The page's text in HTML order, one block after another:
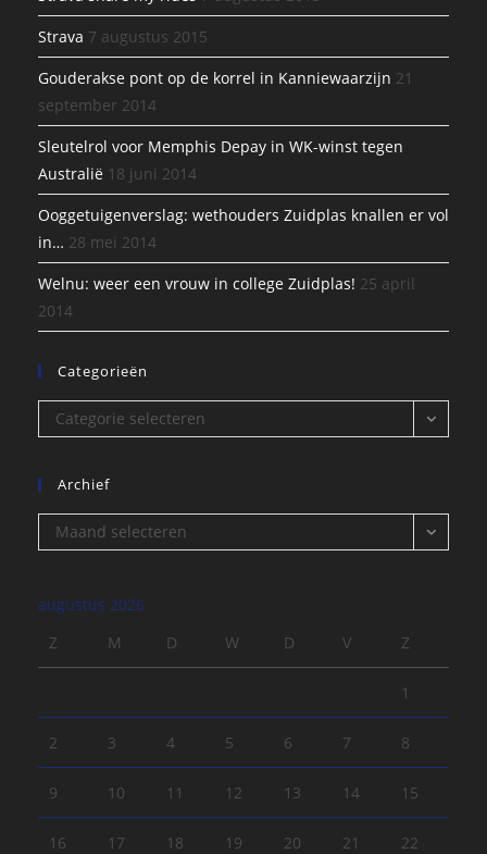
Strava 7 augustus 2015
Gouderakse pont op de korrel in Kanniewaarzijn 21
september 2014
Sleutelrol voor Memphis Depay in WK-winst tegen
Australië 18 juni 2014
Ooggetuigenverslag: wethouders Zuidplas knallen er vol
in… 28 mei 2014
Welnu: weer een vrouw in college Zuidplas! 25 april
2014
Categorieën
Categorieën
Categorie selecteren
Archief
Archief
Maand selecteren
augustus 2026
Z
M D W D V Z
1
2 3 4 5 6 7 8
9 10 11 12 13 14 15
16 17 18 19 20 21 22